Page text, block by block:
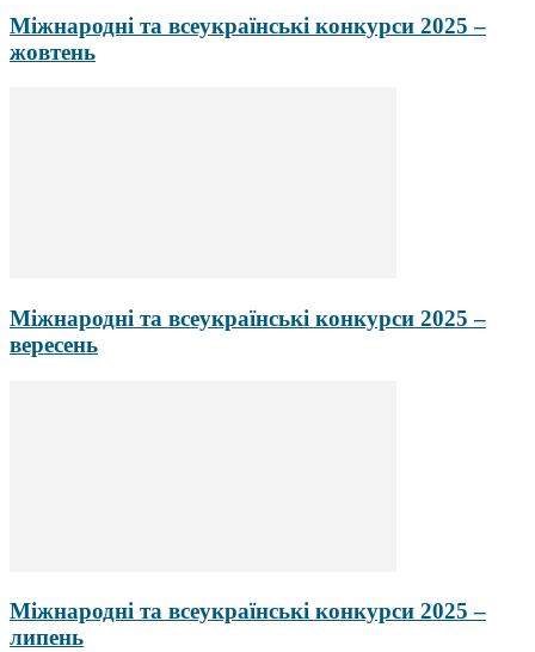
Міжнародні та всеукраїнські конкурси 2025 –
жовтень
Міжнародні та всеукраїнські конкурси 2025 –
вересень
Міжнародні та всеукраїнські конкурси 2025 –
липень